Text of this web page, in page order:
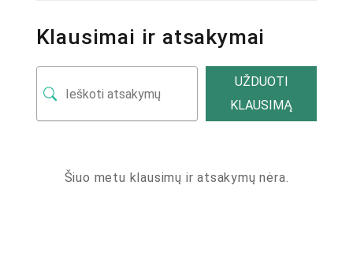
Klausimai ir atsakymai
UŽDUOTI
KLAUSIMĄ
Šiuo metu klausimų ir atsakymų nėra.